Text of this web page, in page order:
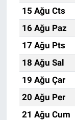
15 Ağu Cts
16 Ağu Paz
17 Ağu Pts
18 Ağu Sal
19 Ağu Çar
20 Ağu Per
21 Ağu Cum